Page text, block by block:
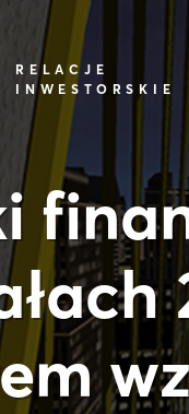
RELACJE
INWESTORSKIE